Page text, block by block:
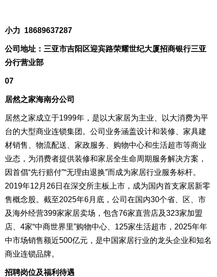
小力 18689637287
公司地址：三亚市吉阳区迎宾路荣耀世纪大厦招商银行三亚
分行营业部
07
居然之家海南分公司
居然之家成立于1999年，是以大家居为主业、以大消费为平
台的大型商业连锁集团。公司业务涵盖设计和装修、家具建
材销售、物流配送、家政服务、购物中心和生活超市等商业
业态，为消费者提供装修和家居全生命周期服务解决方案，
因首倡“先行赔付”“无理由退换”而成为家居行业服务标杆。
2019年12月26日在深交所主板上市，成为国内首支家居新零
售概念股。截至2025年6月底，公司在国内30个省、区、市
及海外经营399家家居卖场，包含76家直营店及323家加盟
店、4家“中商世界里”购物中心、125家生活超市，2025年年
中市场销售额近500亿元，是中国家居行业的龙头企业和知名
商业连锁品牌。
招聘岗位及福利待遇